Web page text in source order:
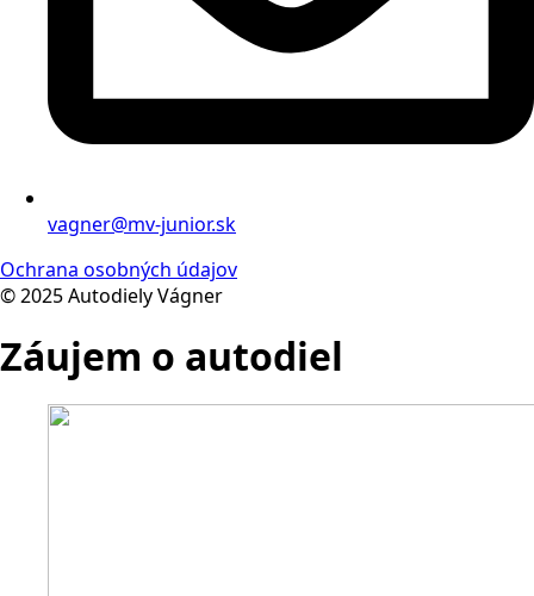
vagner@mv-junior.sk
Ochrana osobných údajov
© 2025 Autodiely Vágner
Záujem o autodiel